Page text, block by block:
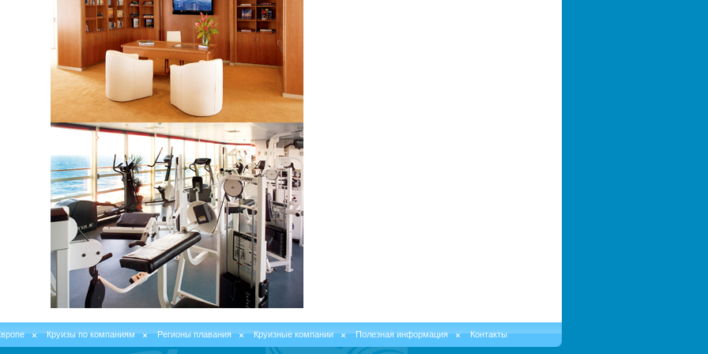
Круизы по компаниям Регионы плавания Круизные компании Полезная информация Контакты